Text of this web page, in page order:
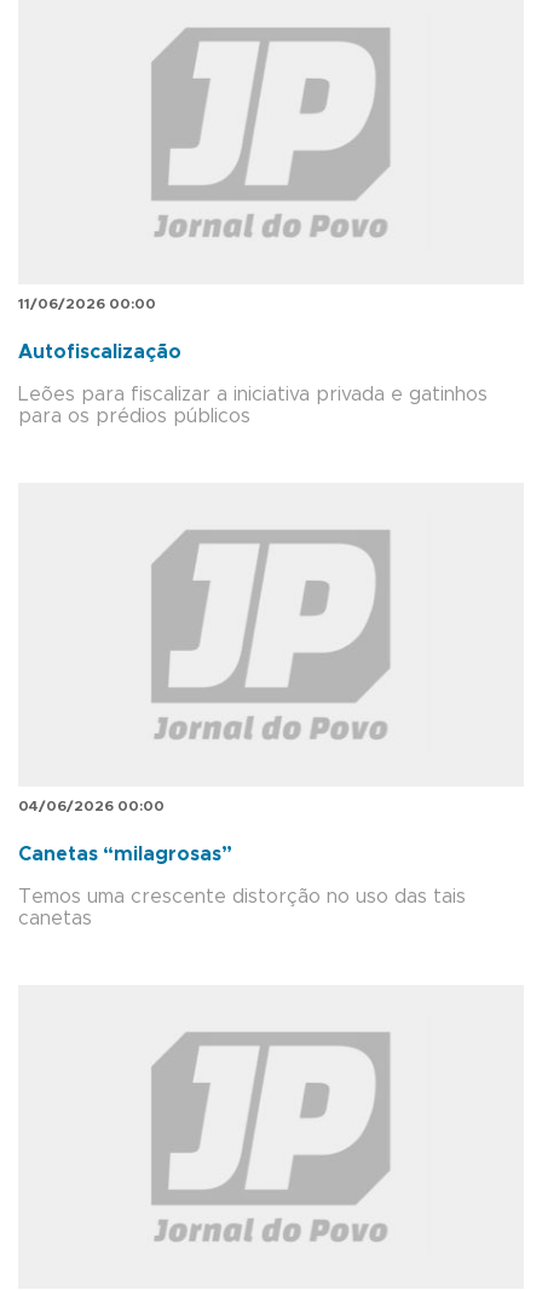
11/06/2026 00:00
Autofiscalização
Leões para fiscalizar a iniciativa privada e gatinhos
para os prédios públicos
04/06/2026 00:00
Canetas “milagrosas”
Temos uma crescente distorção no uso das tais
canetas